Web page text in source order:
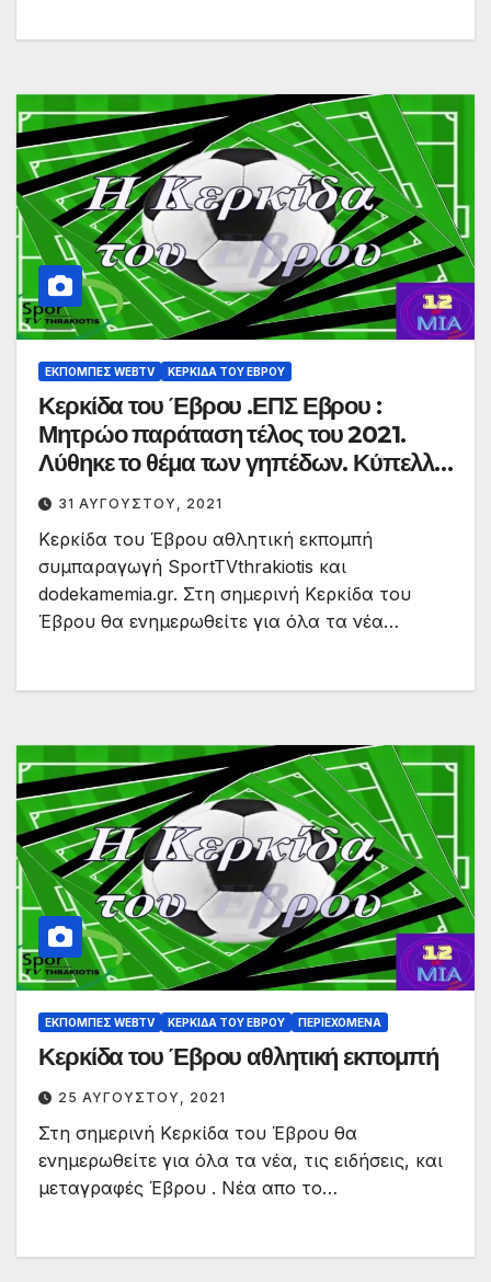
ΕΚΠΟΜΠΈΣ WEBTV ΚΕΡΚΊΔΑ ΤΟΥ ΈΒΡΟΥ
Κερκίδα του Έβρου .ΕΠΣ Εβρου :
Μητρώο παράταση τέλος του 2021.
Λύθηκε το θέμα των γηπέδων. Κύπελλο
φάσεις & γκόλ
31 ΑΥΓΟΎΣΤΟΥ, 2021
Κερκίδα του Έβρου αθλητική εκπομπή
συμπαραγωγή SportTVthrakiotis και
dodekamemia.gr. Στη σημερινή Κερκίδα του
Έβρου θα ενημερωθείτε για όλα τα νέα…
ΕΚΠΟΜΠΈΣ WEBTV ΚΕΡΚΊΔΑ ΤΟΥ ΈΒΡΟΥ ΠΕΡΙΕΧΌΜΕΝΑ
Κερκίδα του Έβρου αθλητική εκπομπή
25 ΑΥΓΟΎΣΤΟΥ, 2021
Στη σημερινή Κερκίδα του Έβρου θα
ενημερωθείτε για όλα τα νέα, τις ειδήσεις, και
μεταγραφές Έβρου . Νέα απο το…